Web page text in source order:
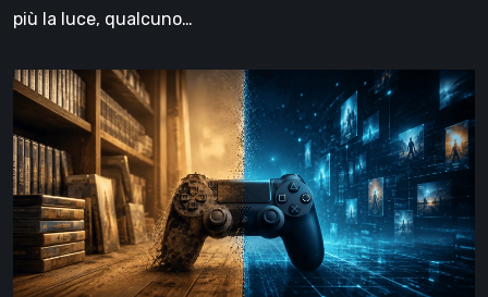
più la luce, qualcuno…
Il
futuro
del
formato
fisico
videogiochi